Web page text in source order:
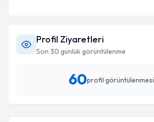
Profil Ziyaretleri
Son 30 günlük görüntülenme
60profil görüntülenmesi